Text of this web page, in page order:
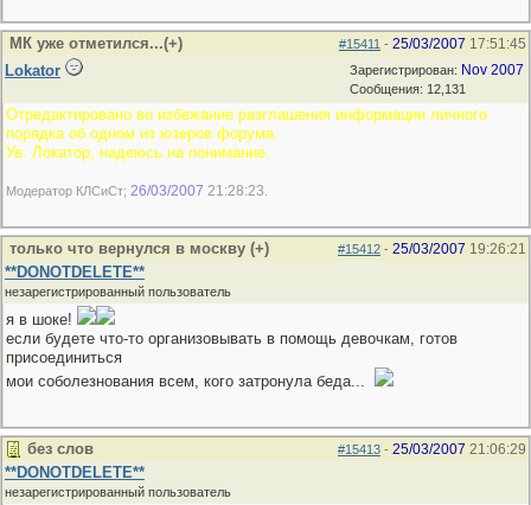
#15411 - 25/03/2007 17:51:45
МК уже отметился...(+)
Зарегистрирован: Nov 2007
Сообщения: 12,131
Lokator
Отредактировано во избежание разглашения информации личного
порядка об одном из юзеров форума.
Ув. Локатор, надеюсь на понимание.
Модератор КЛСиСт; 26/03/2007 21:28:23
#15412 - 25/03/2007 19:26:21
только что вернулся в москву (+)
**DONOTDELETE**
незарегистрированный пользователь
я в шоке!
если будете что-то организовывать в помощь девочкам, готов
присоединиться
мои соболезнования всем, кого затронула беда...
#15413 - 25/03/2007 21:06:29
без слов
**DONOTDELETE**
незарегистрированный пользователь